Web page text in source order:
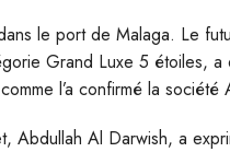
le port de Malaga. Le
Grand Luxe 5 étoiles,
l’a confirmé la société
Al Darwish, a